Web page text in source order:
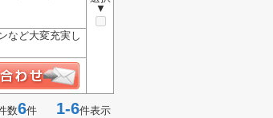
▼
など大変充実し
数6件 1-6件表示